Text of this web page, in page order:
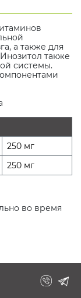
а также для
также
системы.
250 мг
250 мг
во время